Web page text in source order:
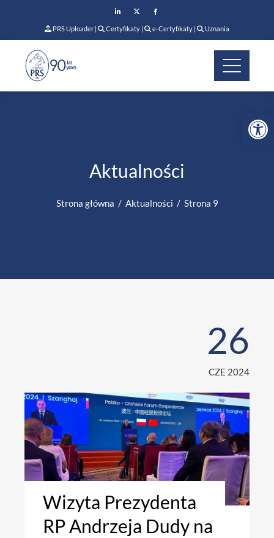
PRS Uploader | Certyfikaty | e-Certyfikaty | Uznania
Aktualności
Strona główna Aktualności Strona 9
26
CZE 2024
Wizyta Prezydenta
RP Andrzeja Dudy na